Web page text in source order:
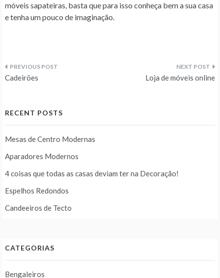
móveis sapateiras, basta que para isso conheça bem a sua casa
e tenha um pouco de imaginação.
Navegação
artigos
Cadeirões Loja de móveis online
RECENT POSTS
Mesas de Centro Modernas
Aparadores Modernos
4 coisas que todas as casas deviam ter na Decoração!
Espelhos Redondos
Candeeiros de Tecto
CATEGORIAS
Bengaleiros